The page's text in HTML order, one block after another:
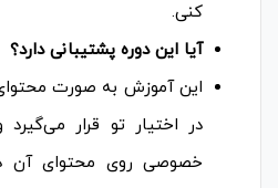
کنی.
آیا این دوره پشتیبانی دارد؟
این آموزش به صورت
در اختیار تو قرار
خصوصی روی محتوای آن